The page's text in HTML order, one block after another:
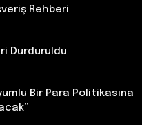
Rehberi
Durduruldu
Bir Para Politikasına